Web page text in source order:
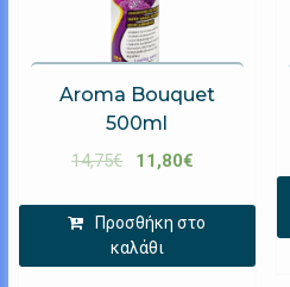
Aroma Bouquet
500ml
14,75€ 11,80€
Προσθήκη στο
καλάθι